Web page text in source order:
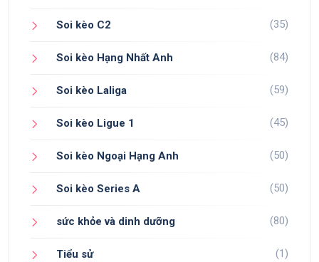
Soi kèo C2 (35)
Soi kèo Hạng Nhất Anh (84)
Soi kèo Laliga (59)
Soi kèo Ligue 1 (45)
Soi kèo Ngoại Hạng Anh (50)
Soi kèo Series A (50)
sức khỏe và dinh dưỡng (80)
Tiểu sử (1)